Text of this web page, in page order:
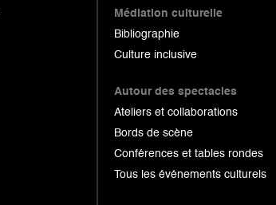
Médiation culturelle
Bibliographie
Culture inclusive
Autour des spectacles
Ateliers et collaborations
Bords de scène
Conférences et tables rondes
Tous les événements culturels